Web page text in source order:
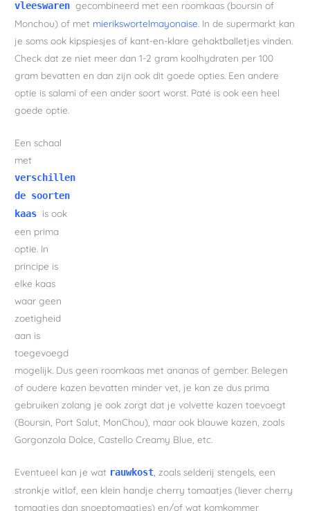
vleeswaren gecombineerd met een roomkaas (boursin of
Monchou) of met mierikswortelmayonaise. In de supermarkt kan
je soms ook kipspiesjes of kant-en-klare gehaktballetjes vinden.
Check dat ze niet meer dan 1-2 gram koolhydraten per 100
gram bevatten en dan zijn ook dit goede opties. Een andere
optie is salami of een ander soort worst. Paté is ook een heel
goede optie.
Een schaal
met
verschillen
de soorten
kaas is ook
een prima
optie. In
principe is
elke kaas
waar geen
zoetigheid
aan is
toegevoegd
mogelijk. Dus geen roomkaas met ananas of gember. Belegen
of oudere kazen bevatten minder vet, je kan ze dus prima
gebruiken zolang je ook zorgt dat je volvette kazen toevoegt
(Boursin, Port Salut, MonChou), maar ook blauwe kazen, zoals
Gorgonzola Dolce, Castello Creamy Blue, etc.
Eventueel kan je wat rauwkost zoals selderij stengels, een
stronkje witlof, een klein handje cherry tomaatjes (liever cherry
tomaatjes dan snoeptomaatjes) en/of wat komkommer